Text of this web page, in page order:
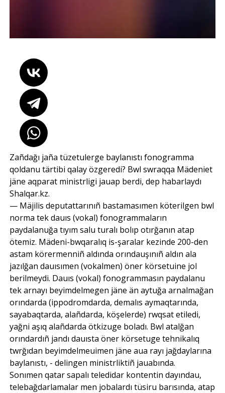
Zañdağı jaña tüzetulerge baylanıstı fonogramma
qoldanu tärtibi qalay özgeredi? Bwl swraqqa Mädeniet
jäne aqparat ministrligi jauap berdi, dep habarlaydı
Shalqar.kz.
— Mäjilis deputattarınıñ bastamasımen köterilgen bwl
norma tek dauıs (vokal) fonogrammaların
paydalanuğa tıyım salu turalı bolıp otırğanın atap
ötemiz. Mädeni-bwqaralıq is-şaralar kezinde 200-den
astam körermenniñ aldında orındauşınıñ aldın ala
jazılğan dauısımen (vokalmen) öner körsetuine jol
berilmeydi. Dauıs (vokal) fonogrammasın paydalanu
tek arnayı beyimdelmegen jäne än aytuğa arnalmağan
orındarda (ippodromdarda, demalıs aymaqtarında,
sayabaqtarda, alañdarda, köşelerde) rwqsat etiledi,
yağni aşıq alañdarda ötkizuge boladı. Bwl atalğan
orındardıñ jandı dauısta öner körsetuge tehnikalıq
twrğıdan beyimdelmeuimen jäne aua rayı jağdaylarına
baylanıstı, - delingen ministrliktiñ jauabında.
Sonımen qatar sapalı teledidar kontentin dayındau,
telebağdarlamalar men jobalardı tüsiru barısında, atap